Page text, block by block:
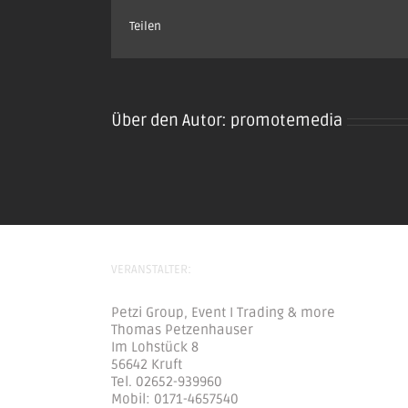
Teilen
Über den Autor: promotemedia
VERANSTALTER:
Petzi Group, Event I Trading & more
Thomas Petzenhauser
Im Lohstück 8
56642 Kruft
Tel. 02652-939960
Mobil: 0171-4657540